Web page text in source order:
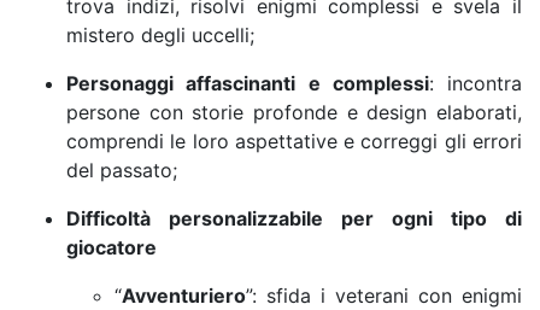
trova indizi, risolvi enigmi complessi e svela il
mistero degli uccelli;
Personaggi affascinanti e complessi: incontra
persone con storie profonde e design elaborati,
comprendi le loro aspettative e correggi gli errori
del passato;
Difficoltà personalizzabile per ogni tipo di
giocatore
“Avventuriero”: sfida i veterani con enigmi